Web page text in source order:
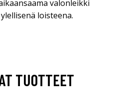
valonleikki
loisteena.
TUOTTEET